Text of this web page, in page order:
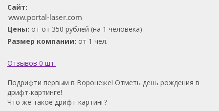
Сайт:
Цены: от от 350 рублей (на 1 человека)
Размер компании: от 1 чел.
Отзывов 0 шт.
Подрифти первым в Воронеже! Отметь день рождения в
дрифт-картинге!
Что же такое дрифт-картинг?